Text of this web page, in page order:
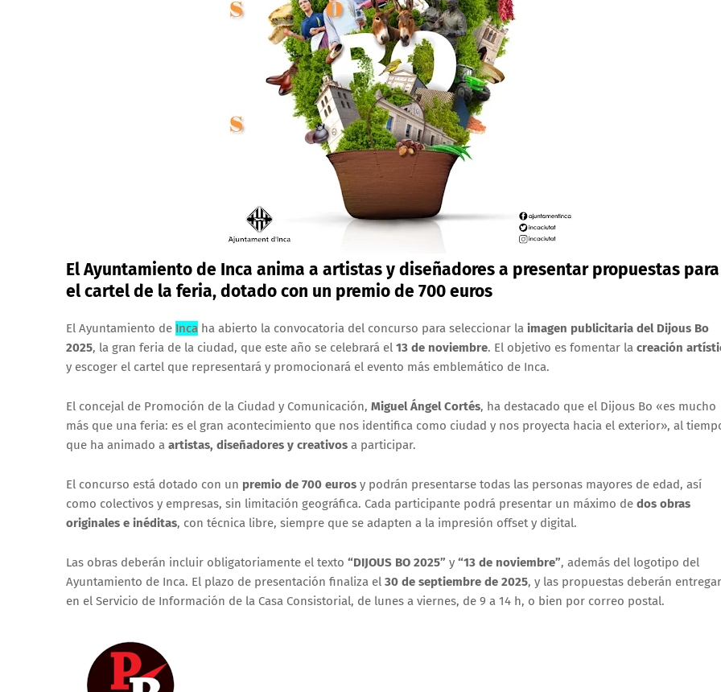
El Ayuntamiento de Inca anima a artistas y diseñadores a presentar propuestas para
el cartel de la feria, dotado con un premio de 700 euros
El Ayuntamiento de Inca ha abierto la convocatoria del concurso para seleccionar la imagen publicitaria del Dijous Bo
2025, la gran feria de la ciudad, que este año se celebrará el 13 de noviembre. El objetivo es fomentar la creación
y escoger el cartel que representará y promocionará el evento más emblemático de Inca.
El concejal de Promoción de la Ciudad y Comunicación, Miguel Ángel Cortés, ha destacado que el Dijous Bo «es mucho
más que una feria: es el gran acontecimiento que nos identifica como ciudad y nos proyecta hacia el exterior», al
que ha animado a artistas, diseñadores y creativos a participar.
El concurso está dotado con un premio de 700 euros y podrán presentarse todas las personas mayores de edad, así
como colectivos y empresas, sin limitación geográfica. Cada participante podrá presentar un máximo de dos obras
originales e inéditas, con técnica libre, siempre que se adapten a la impresión offset y digital.
Las obras deberán incluir obligatoriamente el texto “DIJOUS BO 2025” y “13 de noviembre”, además del logotipo del
Ayuntamiento de Inca. El plazo de presentación finaliza el 30 de septiembre de 2025, y las propuestas deberán
en el Servicio de Información de la Casa Consistorial, de lunes a viernes, de 9 a 14 h, o bien por correo postal.